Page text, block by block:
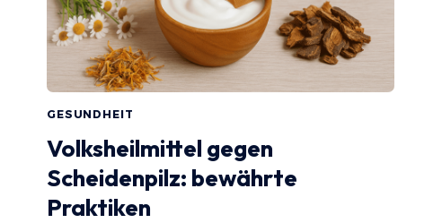
GESUNDHEIT
Volksheilmittel gegen
Scheidenpilz: bewährte
Praktiken